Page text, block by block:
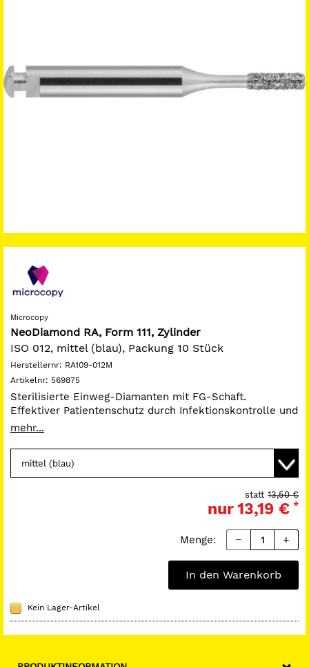
Microcopy
NeoDiamond RA, Form 111, Zylinder
ISO 012, mittel (blau), Packung 10 Stück
Herstellernr: RA109-012M
Artikelnr: 569875
Sterilisierte Einweg-Diamanten mit FG-Schaft.
Effektiver Patientenschutz durch Infektionskontrolle und
hygienischen Einmalgebrauch. Die Triton Bonding
bei der Anwendung. Die Diamanten haben einen 20 %
höheren Schneidekantenanteil als herkömmliche
Diamanten.
mehr...
13,50 €
statt
nur13,19 € *
Menge:
In den Warenkorb
Kein Lager-Artikel